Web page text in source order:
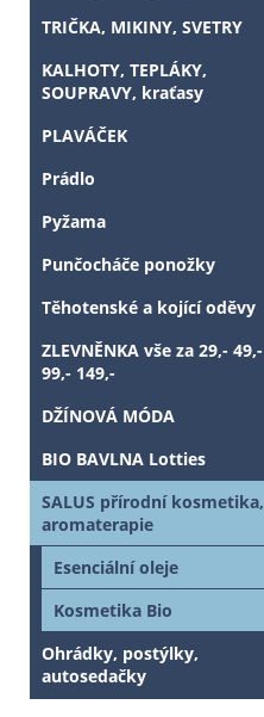
TRIČKA, MIKINY, SVETRY
KALHOTY, TEPLÁKY,
SOUPRAVY, kraťasy
PLAVÁČEK
Prádlo
Pyžama
Punčocháče ponožky
Těhotenské a kojící oděvy
ZLEVNĚNKA vše za 29,- 49,-
99,- 149,-
DŽÍNOVÁ MÓDA
BIO BAVLNA Lotties
SALUS přírodní kosmetika,
aromaterapie
Esenciální oleje
Kosmetika Bio
Ohrádky, postýlky,
autosedačky